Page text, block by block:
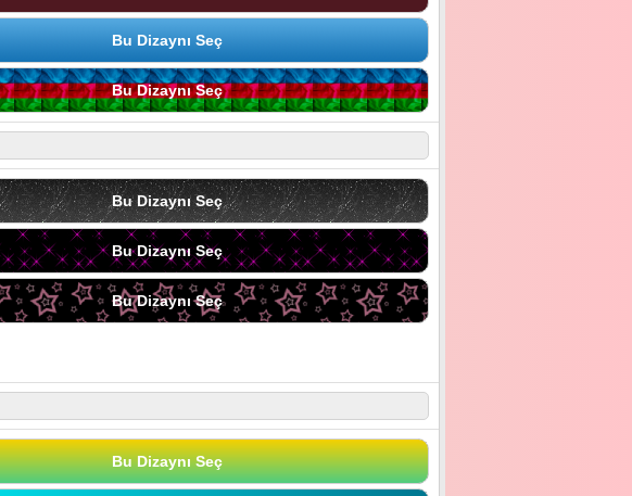
Bu Dizaynı Seç
Bu Dizaynı Seç
Bu Dizaynı Seç
Bu Dizaynı Seç
Bu Dizaynı Seç
Bu Dizaynı Seç